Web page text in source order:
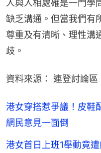
人與人相處確是一門學
缺乏溝通。但當我們有
尊重及有清晰、理性溝
歧。
資料來源： 連登討論區
港女穿搭惹爭議！皮鞋
網民意見一面倒
港女首日上班1舉動竟